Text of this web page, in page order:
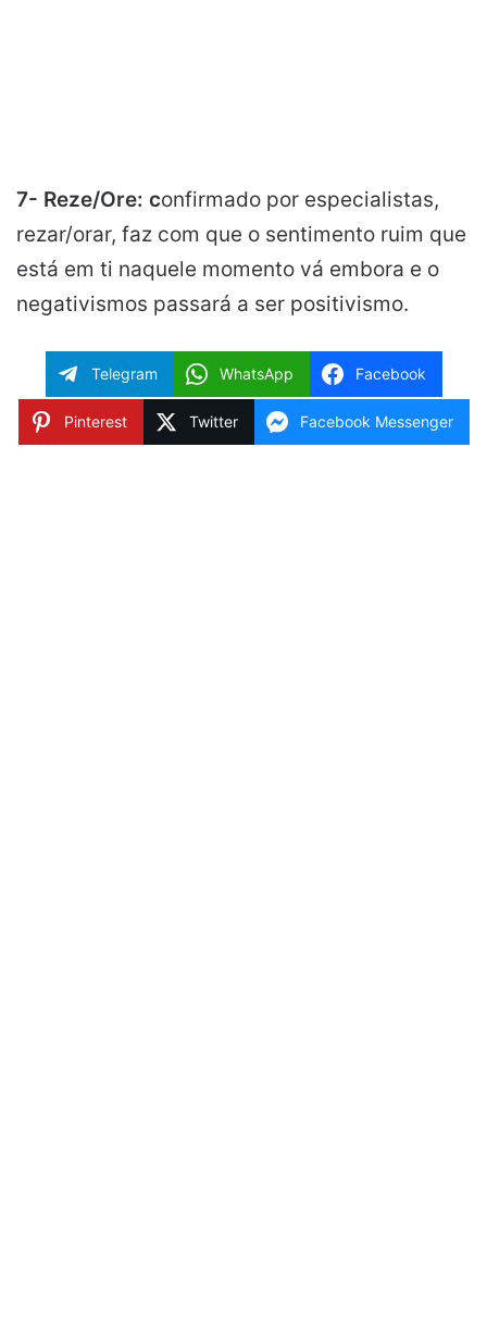
7- Reze/Ore: confirmado por especialistas,
rezar/orar, faz com que o sentimento ruim que
está em ti naquele momento vá embora e o
negativismos passará a ser positivismo.
Telegram WhatsApp Facebook
Pinterest Twitter Facebook Messenger